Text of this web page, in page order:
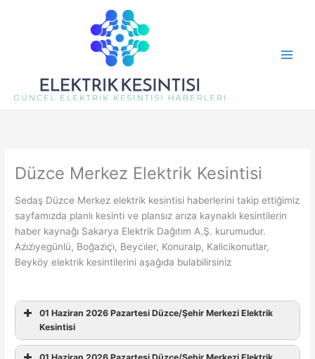
Düzce Merkez Elektrik Kesintisi
Sedaş Düzce Merkez elektrik kesintisi haberlerini takip ettiğimiz
sayfamızda planlı kesinti ve plansız arıza kaynaklı kesintilerin
haber kaynağı Sakarya Elektrik Dağıtım A.Ş. kurumudur.
Azi̇zi̇yegünlü, Boğazi̇çi̇, Beyci̇ler, Konuralp, Kalicikonutlar,
Beyköy elektrik kesintilerini aşağıda bulabilirsiniz
01 Haziran 2026 Pazartesi Düzce/Şehir Merkezi Elektrik
Kesintisi